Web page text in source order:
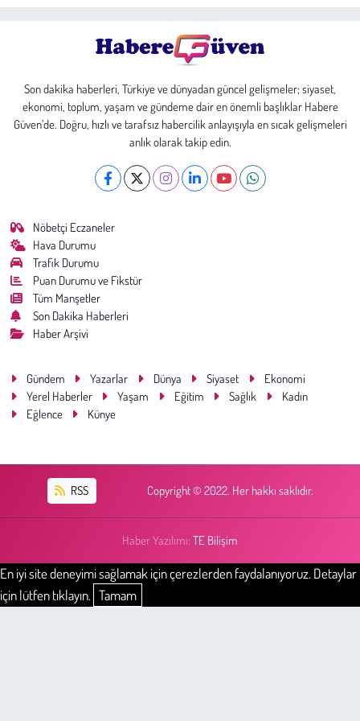
Son dakika haberleri, Türkiye ve dünyadan güncel gelişmeler; siyaset,
ekonomi, toplum, yaşam ve gündeme dair en önemli başlıklar Habere
Güven’de. Doğru, hızlı ve tarafsız habercilik anlayışıyla en sıcak gelişmeleri
anlık olarak takip edin.
Nöbetçi Eczaneler
Hava Durumu
Trafik Durumu
Puan Durumu ve Fikstür
Tüm Manşetler
Son Dakika Haberleri
Haber Arşivi
Gündem Yazarlar Dünya Siyaset
Ekonomi
Yerel Haberler
Yaşam Eğitim Sağlık
Kadın
Eğlence
Künye
RSS Copyright © 2022. Her hakkı saklıdır.
Haber Yazılımı: TE Bilişim
En iyi site deneyimi sağlamak için çerezlerden faydalanıyoruz. Detaylar
için lütfen tıklayın. Tamam